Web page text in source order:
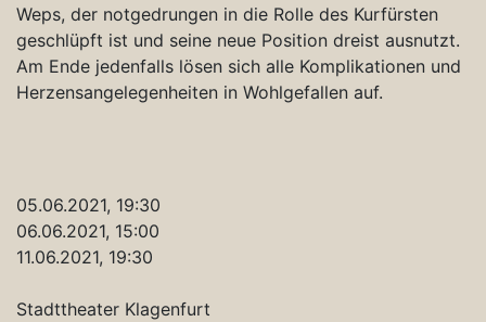
Weps, der notgedrungen in die Rolle des Kurfürsten
geschlüpft ist und seine neue Position dreist ausnutzt.
Am Ende jedenfalls lösen sich alle Komplikationen und
Herzensangelegenheiten in Wohlgefallen auf.
05.06.2021, 19:30
06.06.2021, 15:00
11.06.2021, 19:30
Stadttheater Klagenfurt